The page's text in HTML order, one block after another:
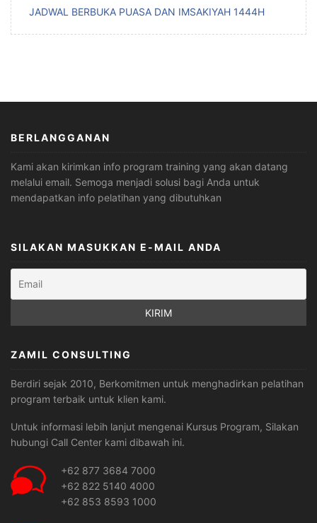
JADWAL BERBUKA PUASA DAN IMSAKIYAH 1444H
BERLANGGANAN
Kami akan kirimkan info program training yang akan datang
melalui email. Semoga menjadi solusi bagi Anda untuk
mendapatkan info pelatihan yang dibutuhkan
SILAKAN MASUKKAN E-MAIL ANDA
ZAMIL CONSULTING
Berdiri sejak 2010, Berkomitmen untuk menghadirkan pelatihan
program terbaik untuk klien kami.
Untuk informasi lebih lanjut mengenai Kursus Program, Silakan
hubungi Call Center kami dibawah ini.
+62 877 3684 7000
+62 822 5140 4000
+62 853 8593 1000